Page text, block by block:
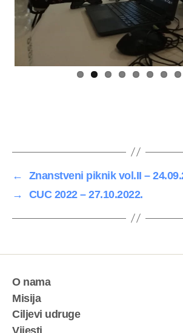
ious
←
Znanstveni piknik vol.II –
→
CUC 2022 – 27.10.2022.
O nama
Misija
Ciljevi udruge
Vijesti